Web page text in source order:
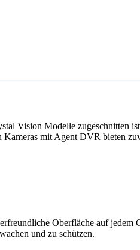
Vision Modelle zugeschnitten
mit Agent DVR bieten
Oberfläche auf jedem
und zu schützen.